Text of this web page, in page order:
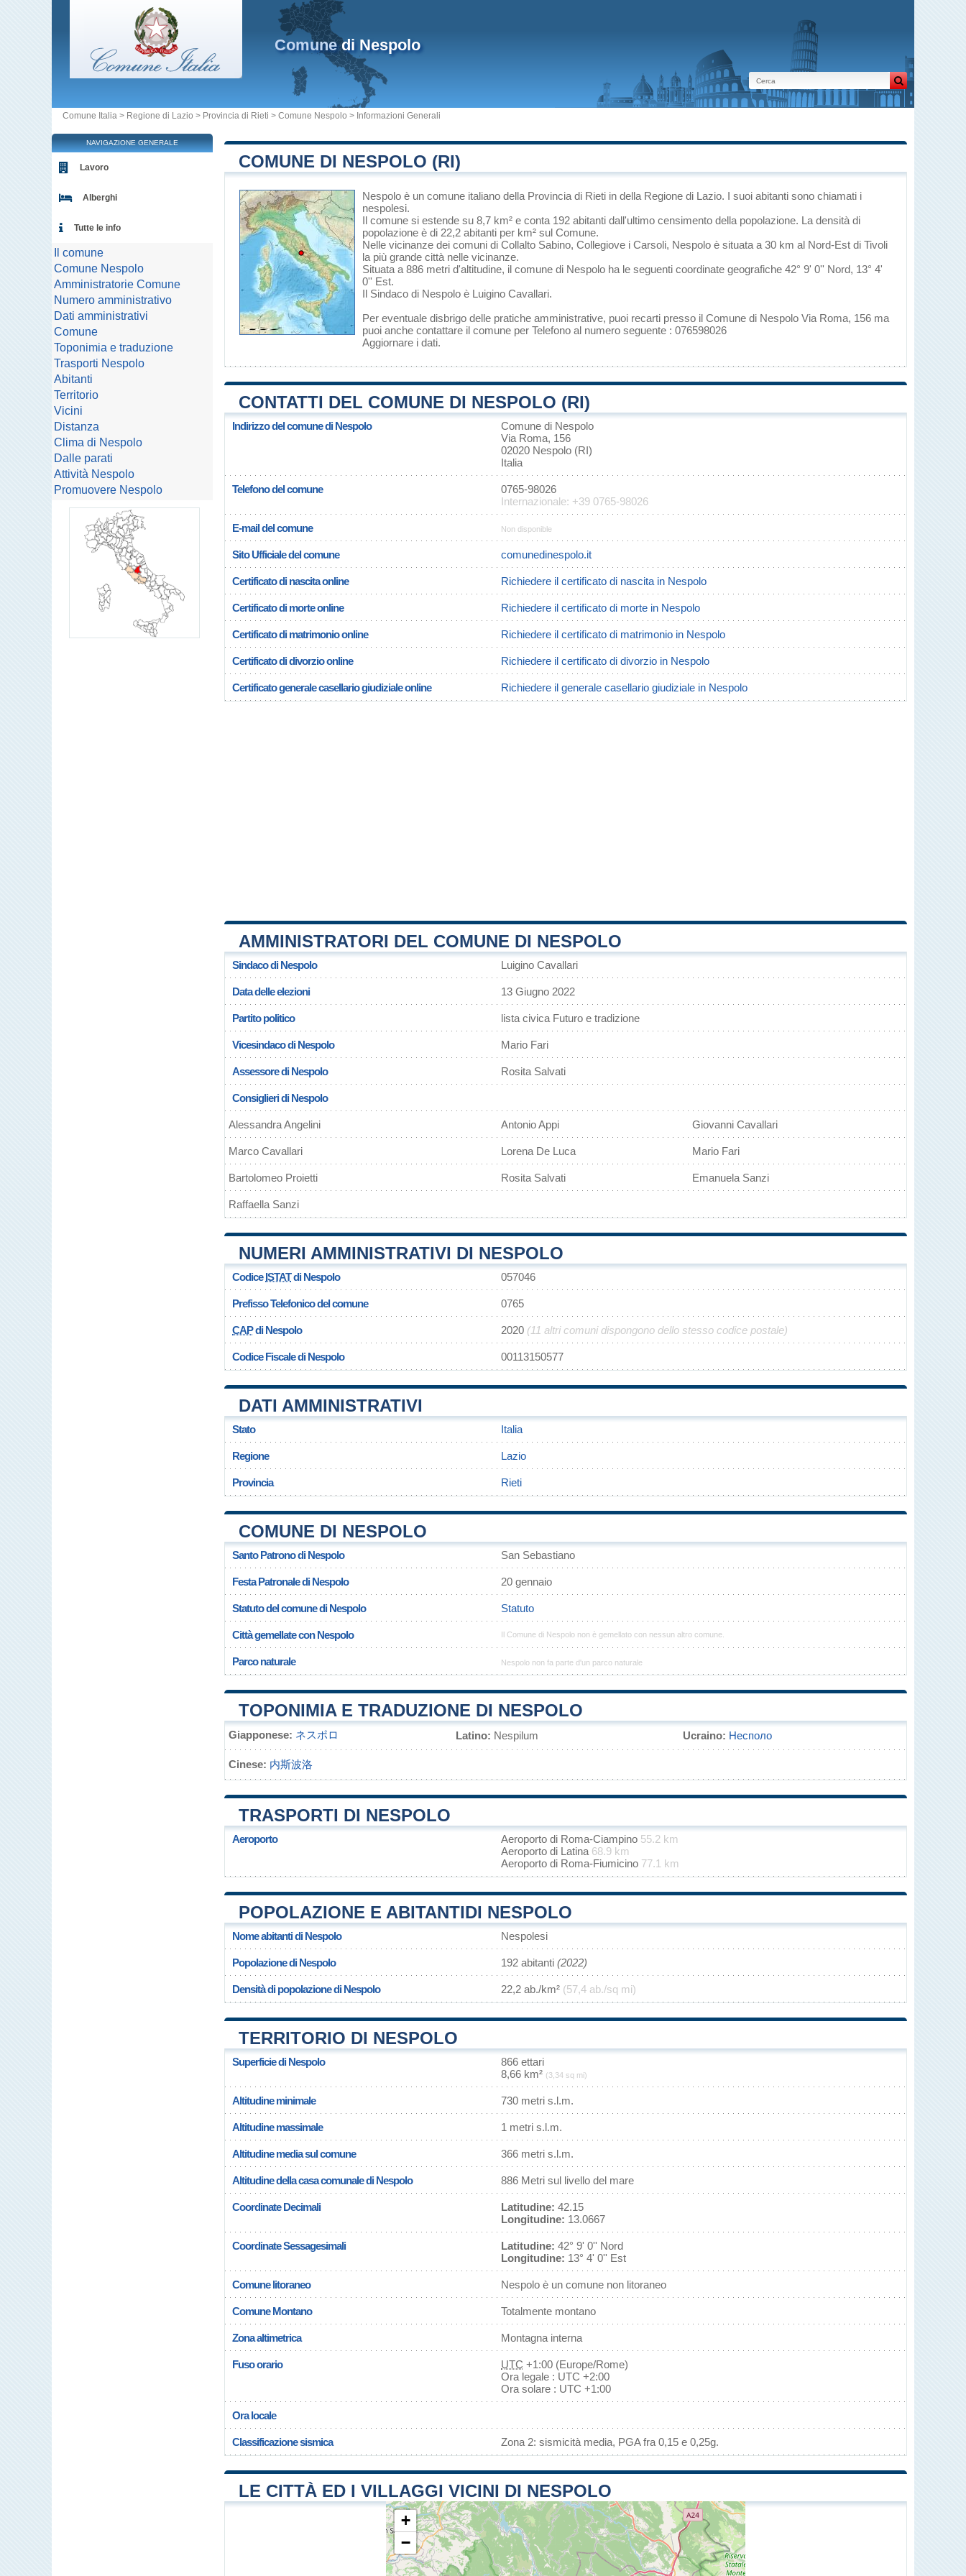
Comunedi Nespolo
Comune Italia > Regione di Lazio > Provincia di Rieti > Comune Nespolo > Informazioni Generali
COMUNE DI NESPOLO (RI)
Nespolo è un comune italiano della Provincia di Rieti in della Regione di Lazio. I suoi abitanti sono chiamati i
nespolesi.
Il comune si estende su 8,7 km² e conta 192 abitanti dall'ultimo censimento della popolazione. La densità di
popolazione è di 22,2 abitanti per km² sul Comune.
Nelle vicinanze dei comuni di Collalto Sabino, Collegiove i Carsoli, Nespolo è situata a 30 km al Nord-Est di Tivoli
la più grande città nelle vicinanze.
Situata a 886 metri d'altitudine, il comune di Nespolo ha le seguenti coordinate geografiche 42° 9' 0'' Nord, 13° 4'
0'' Est.
Il Sindaco di Nespolo è Luigino Cavallari.
Per eventuale disbrigo delle pratiche amministrative, puoi recarti presso il Comune di Nespolo Via Roma, 156 ma
puoi anche contattare il comune per Telefono al numero seguente : 076598026
Aggiornare i dati.
CONTATTI DEL COMUNE DI NESPOLO (RI)
Indirizzo del comune di Nespolo
Comune di Nespolo
Via Roma, 156
02020 Nespolo (RI)
Italia
Telefono del comune
0765-98026
Internazionale: +39 0765-98026
E-mail del comune Non disponible
Sito Ufficiale del comune comunedinespolo.it
Certificato di nascita online Richiedere il certificato di nascita in Nespolo
Certificato di morte online Richiedere il certificato di morte in Nespolo
Certificato di matrimonio online Richiedere il certificato di matrimonio in Nespolo
Certificato di divorzio online Richiedere il certificato di divorzio in Nespolo
Certificato generale casellario giudiziale online Richiedere il generale casellario giudiziale in Nespolo
AMMINISTRATORI DEL COMUNE DI NESPOLO
Sindaco di Nespolo Luigino Cavallari
Data delle elezioni 13 Giugno 2022
Partito politico lista civica Futuro e tradizione
Vicesindaco di Nespolo Mario Fari
Assessore di Nespolo Rosita Salvati
Consiglieri di Nespolo
Alessandra Angelini Antonio Appi Giovanni Cavallari
Marco Cavallari Lorena De Luca Mario Fari
Bartolomeo Proietti Rosita Salvati Emanuela Sanzi
Raffaella Sanzi
NUMERI AMMINISTRATIVI DI NESPOLO
CodiceISTATdi Nespolo 057046
Prefisso Telefonico del comune 0765
CAPdi Nespolo 2020 (11 altri comuni dispongono dello stesso codice postale)
Codice Fiscale di Nespolo 00113150577
DATI AMMINISTRATIVI
Stato Italia
Regione Lazio
Provincia Rieti
COMUNE DI NESPOLO
Santo Patrono di Nespolo San Sebastiano
Festa Patronale di Nespolo 20 gennaio
Statuto del comune di Nespolo Statuto
Città gemellate con Nespolo Il Comune di Nespolo non è gemellato con nessun altro comune.
Parco naturale Nespolo non fa parte d'un parco naturale
TOPONIMIA E TRADUZIONE DI NESPOLO
Giapponese: ネスポロ Latino: Nespilum Ucraino: Несполо
Cinese: 内斯波洛
TRASPORTI DI NESPOLO
Aeroporto Aeroporto di Roma-Ciampino 55.2 km
Aeroporto di Latina 68.9 km
Aeroporto di Roma-Fiumicino 77.1 km
POPOLAZIONE E ABITANTIDI NESPOLO
Nome abitanti di Nespolo Nespolesi
Popolazione di Nespolo 192 abitanti (2022)
Densità di popolazione di Nespolo 22,2 ab./km² (57,4 ab./sq mi)
TERRITORIO DI NESPOLO
Superficie di Nespolo
866 ettari
8,66 km² (3,34 sq mi)
Altitudine minimale 730 metri s.l.m.
Altitudine massimale 1 metri s.l.m.
Altitudine media sul comune 366 metri s.l.m.
Altitudine della casa comunale di Nespolo 886 Metri sul livello del mare
Coordinate Decimali Latitudine: 42.15
Longitudine: 13.0667
Coordinate Sessagesimali Latitudine: 42° 9' 0'' Nord
Longitudine: 13° 4' 0'' Est
Comune litoraneo Nespolo è un comune non litoraneo
Comune Montano Totalmente montano
Zona altimetrica Montagna interna
Fuso orario UTC +1:00 (Europe/Rome)
Ora legale : UTC +2:00
Ora solare : UTC +1:00
Ora locale
Classificazione sismica Zona 2: sismicità media, PGA fra 0,15 e 0,25g.
LE CITTÀ ED I VILLAGGI VICINI DI NESPOLO
+
−
NAVIGAZIONE GENERALE
Lavoro
Alberghi
Tutte le info
Il comune
Comune Nespolo
Amministratorie Comune
Numero amministrativo
Dati amministrativi
Comune
Toponimia e traduzione
Trasporti Nespolo
Abitanti
Territorio
Vicini
Distanza
Clima di Nespolo
Dalle parati
Attività Nespolo
Promuovere Nespolo